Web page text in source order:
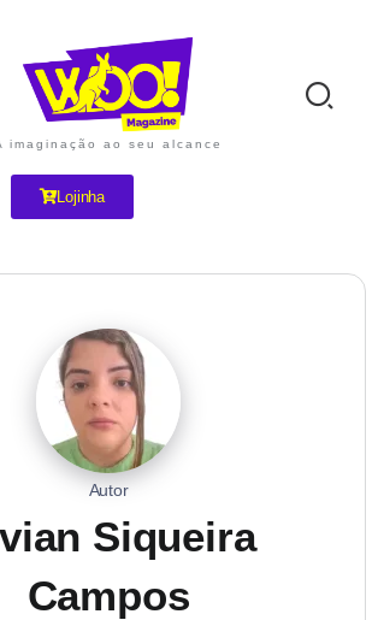
imaginação ao seu alcance
Lojinha
Autor
Siqueira
Campos